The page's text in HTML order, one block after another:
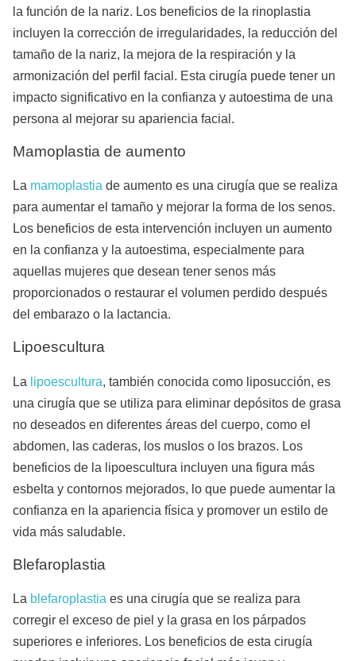
la función de la nariz. Los beneficios de la rinoplastia
incluyen la corrección de irregularidades, la reducción del
tamaño de la nariz, la mejora de la respiración y la
armonización del perfil facial. Esta cirugía puede tener un
impacto significativo en la confianza y autoestima de una
persona al mejorar su apariencia facial.
Mamoplastia de aumento
La mamoplastia de aumento es una cirugía que se realiza
para aumentar el tamaño y mejorar la forma de los senos.
Los beneficios de esta intervención incluyen un aumento
en la confianza y la autoestima, especialmente para
aquellas mujeres que desean tener senos más
proporcionados o restaurar el volumen perdido después
del embarazo o la lactancia.
Lipoescultura
La lipoescultura, también conocida como liposucción, es
una cirugía que se utiliza para eliminar depósitos de grasa
no deseados en diferentes áreas del cuerpo, como el
abdomen, las caderas, los muslos o los brazos. Los
beneficios de la lipoescultura incluyen una figura más
esbelta y contornos mejorados, lo que puede aumentar la
confianza en la apariencia física y promover un estilo de
vida más saludable.
Blefaroplastia
La blefaroplastia es una cirugía que se realiza para
corregir el exceso de piel y la grasa en los párpados
superiores e inferiores. Los beneficios de esta cirugía